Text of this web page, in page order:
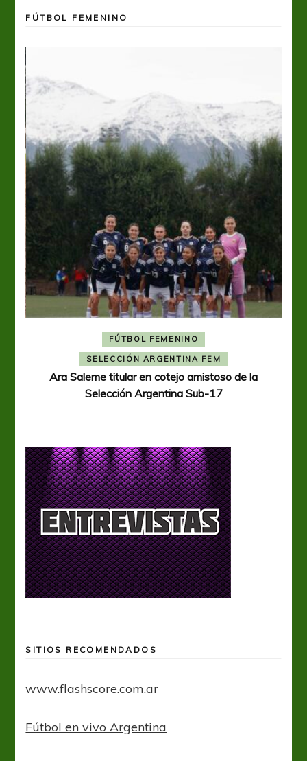
FÚTBOL FEMENINO
FÚTBOL FEMENINO
SELECCIÓN ARGENTINA FEM
Ara Saleme titular en cotejo amistoso de la
Selección Argentina Sub-17
SITIOS RECOMENDADOS
www.flashscore.com.ar
Fútbol en vivo Argentina